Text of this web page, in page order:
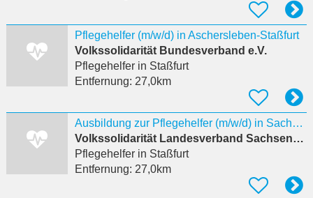
Pflegehelfer (m/w/d) in Aschersleben-Staßfurt
Volkssolidarität Bundesverband e.V.
Pflegehelferin Staßfurt
Entfernung: 27,0km
Ausbildung zur Pflegehelfer (m/w/d) in Sachsen-Anhalt
Volkssolidarität Landesverband Sachsen-Anhalt e.V.
Pflegehelferin Staßfurt
Entfernung: 27,0km